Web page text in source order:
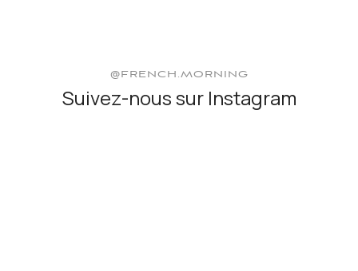
@FRENCH.MORNING
Suivez-nous sur Instagram